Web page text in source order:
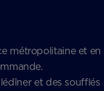
métropolitaine et en
et des soufflés